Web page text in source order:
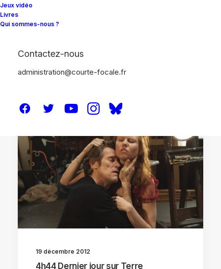
Jeux vidéo
Livres
Qui sommes-nous ?
Contactez-nous
administration@courte-focale.fr
19 décembre 2012
4h44 Dernier jour sur Terre